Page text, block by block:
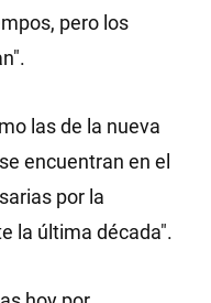
pero los
las de la nueva
encuentran en el
por la
la última década".